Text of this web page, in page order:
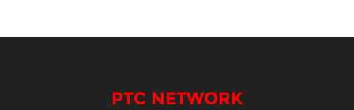
PTC NETWORK